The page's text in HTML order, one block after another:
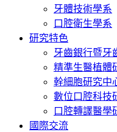
牙體技術學系
口腔衛生學系
研究特色
牙齒銀行暨牙
精準生醫植體
幹細胞研究中
數位口腔科技
口腔轉譯醫學
國際交流